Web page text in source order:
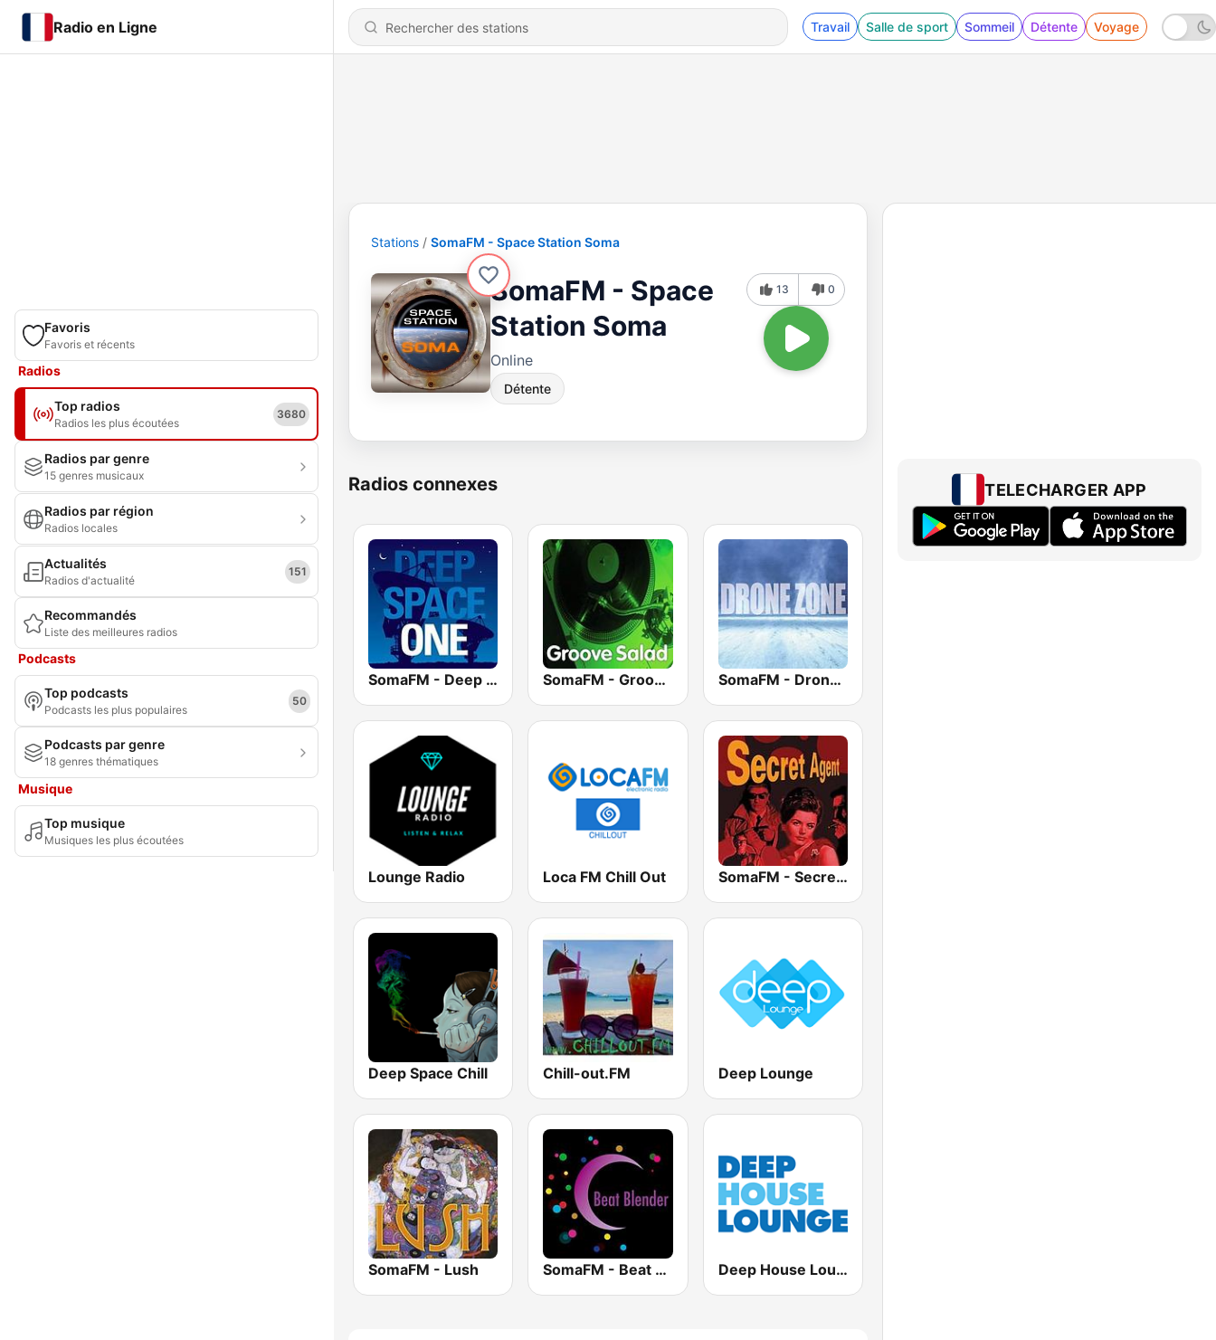
Radio en Ligne Travail Salle de sport Sommeil Détente Voyage
Favoris
Favoris et récents
Radios
Top radios
Radios les plus écoutées
3680
Radios par genre
15 genres musicaux
Radios par région
Radios locales
Actualités
Radios d'actualité
151
Recommandés
Liste des meilleures radios
Podcasts
Top podcasts
Podcasts les plus populaires
50
Podcasts par genre
18 genres thématiques
Musique
Top musique
Musiques les plus écoutées
Stations SomaFM - Space Station Soma
SomaFM - Space
Station Soma
Online
Détente
13 0
Radios connexes
SomaFM - Deep Space One SomaFM - Groove Salad SomaFM - Drone Zone
Lounge Radio Loca FM Chill Out SomaFM - Secret Agent
Deep Space Chill Chill-out.FM Deep Lounge
SomaFM - Lush SomaFM - Beat Blender Deep House Lounge
TELECHARGER APP